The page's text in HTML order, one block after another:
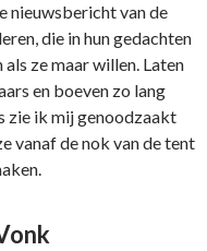
nieuwsbericht van de
die in hun gedachten
ze maar willen. Laten
en boeven zo lang
zie ik mij genoodzaakt
vanaf de nok van de tent